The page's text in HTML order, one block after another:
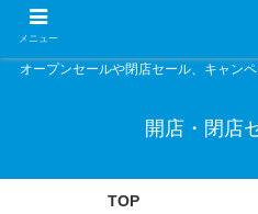
オープンセールや閉店セール、キャン
開店・閉店
TOP
メニュー